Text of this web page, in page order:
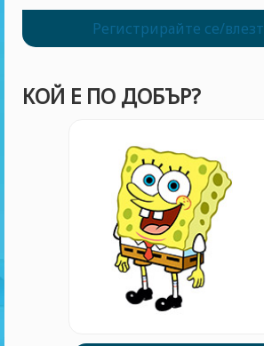
Регистрирайте се/
КОЙ Е ПО ДОБЪР?